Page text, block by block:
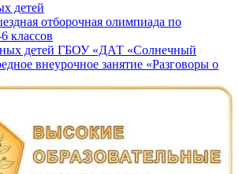
детей
отборочная олимпиада по
классов
детей ГБОУ «ДАТ «Солнечный
внеурочное занятие «Разговоры о